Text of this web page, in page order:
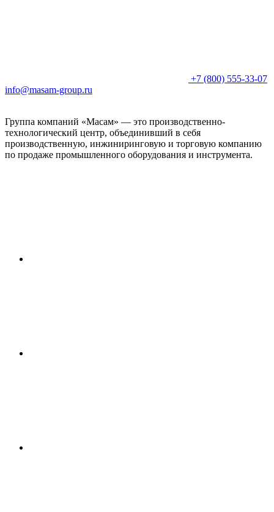
+7 (800) 555-33-07
info@masam-group.ru
Группа компаний «Масам» — это производственно-
технологический центр, объединивший в себя
производственную, инжиниринговую и торговую компанию
по продаже промышленного оборудования и инструмента.